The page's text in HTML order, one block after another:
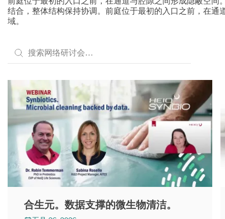
结合，整体结构保持协调。前庭位于最初的入口之前，在通
域。
合生元。数据支撑的微生物清洁。